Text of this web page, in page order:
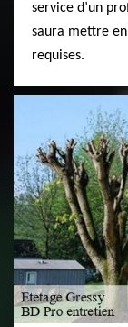
service d’un
saura mettre
requises.